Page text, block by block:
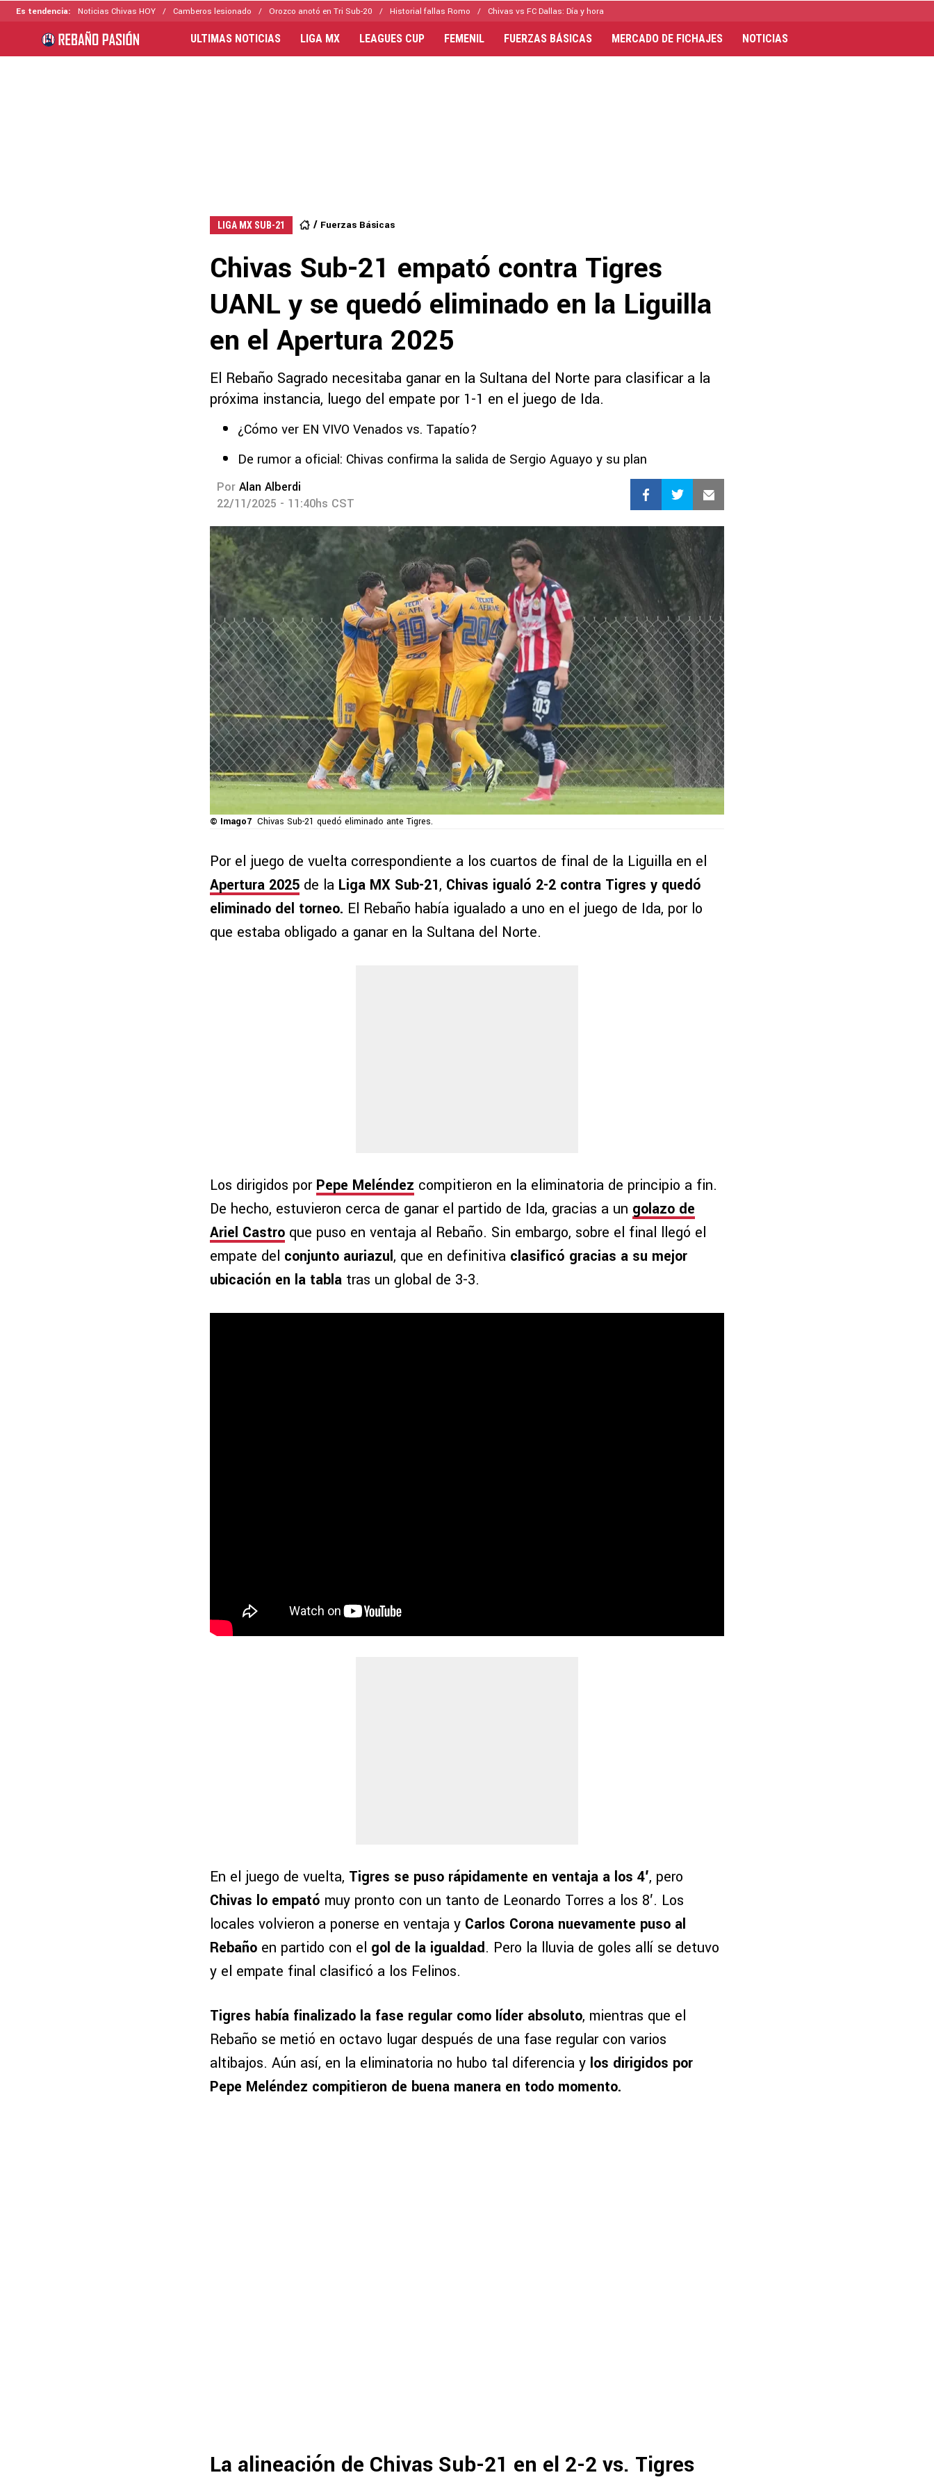
Es tendencia: Noticias Chivas HOY Camberos lesionado Orozco anotó en Tri Sub-20 Historial fallas Romo Chivas vs FC Dallas: Día y hora
ULTIMAS NOTICIAS LIGA MX LEAGUES CUP FEMENIL FUERZAS BÁSICAS MERCADO DE FICHAJES NOTICIAS
LIGA MX SUB-21 Fuerzas Básicas
Chivas Sub-21 empató contra Tigres
UANL y se quedó eliminado en la Liguilla
en el Apertura 2025
El Rebaño Sagrado necesitaba ganar en la Sultana del Norte para clasificar a la
próxima instancia, luego del empate por 1-1 en el juego de Ida.
¿Cómo ver EN VIVO Venados vs. Tapatío?
De rumor a oficial: Chivas confirma la salida de Sergio Aguayo y su plan
Por Alan Alberdi
22/11/2025 - 11:40hs CST
© Imago7 Chivas Sub-21 quedó eliminado ante Tigres.
Por el juego de vuelta correspondiente a los cuartos de final de la Liguilla en el
Apertura 2025 de la Liga MX Sub-21, Chivas igualó 2-2 contra Tigres y quedó
eliminado del torneo. El Rebaño había igualado a uno en el juego de Ida, por lo
que estaba obligado a ganar en la Sultana del Norte.
Los dirigidos por Pepe Meléndez compitieron en la eliminatoria de principio a fin.
De hecho, estuvieron cerca de ganar el partido de Ida, gracias a un golazo de
Ariel Castro que puso en ventaja al Rebaño. Sin embargo, sobre el final llegó el
empate del conjunto auriazul, que en definitiva clasificó gracias a su mejor
ubicación en la tabla tras un global de 3-3.
En el juego de vuelta, Tigres se puso rápidamente en ventaja a los 4′, pero
Chivas lo empató muy pronto con un tanto de Leonardo Torres a los 8′. Los
locales volvieron a ponerse en ventaja y Carlos Corona nuevamente puso al
Rebaño en partido con el gol de la igualdad. Pero la lluvia de goles allí se detuvo
y el empate final clasificó a los Felinos.
Tigres había finalizado la fase regular como líder absoluto, mientras que el
Rebaño se metió en octavo lugar después de una fase regular con varios
altibajos. Aún así, en la eliminatoria no hubo tal diferencia y los dirigidos por
Pepe Meléndez compitieron de buena manera en todo momento.
La alineación de Chivas Sub-21 en el 2-2 vs. Tigres